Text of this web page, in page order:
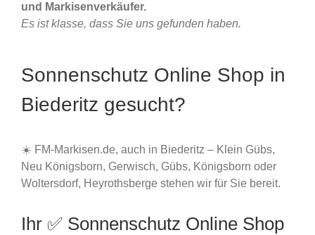
und Markisenverkäufer.
Es ist klasse, dass Sie uns gefunden haben.
Sonnenschutz Online Shop in
Biederitz gesucht?
☀️ FM-Markisen.de, auch in Biederitz – Klein Gübs,
Neu Königsborn, Gerwisch, Gübs, Königsborn oder
Woltersdorf, Heyrothsberge stehen wir für Sie bereit.
Ihr ✅ Sonnenschutz Online Shop